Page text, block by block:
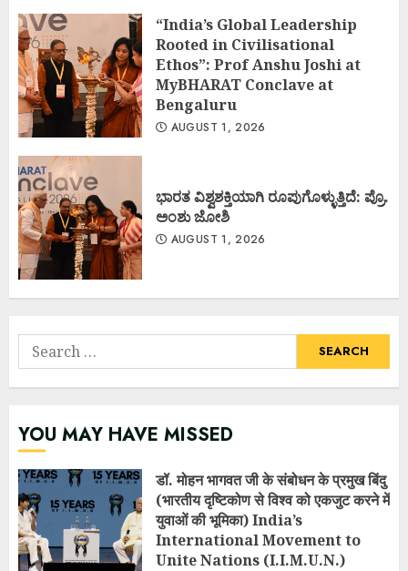
“India’s Global Leadership
Rooted in Civilisational
Ethos”: Prof Anshu Joshi at
MyBHARAT Conclave at
Bengaluru
AUGUST 1, 2026
ಭಾರತ ವಿಶ್ವಶಕ್ತಿಯಾಗಿ ರೂಪುಗೊಳ್ಳುತ್ತಿದೆ: ಪ್ರೊ.
ಅಂಶು ಜೋಶಿ
AUGUST 1, 2026
Search
for:
YOU MAY HAVE MISSED
डॉ. मोहन भागवत जी के संबोधन के प्रमुख बिंदु
(भारतीय दृष्टिकोण से विश्व को एकजुट करने में
युवाओं की भूमिका) India’s
International Movement to
Unite Nations (I.I.M.U.N.)